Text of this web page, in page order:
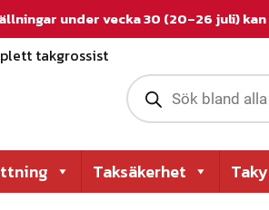
under vecka 30 (20–26 juli)
takgrossist
P
r
o
u
c
t
Taksäkerhet